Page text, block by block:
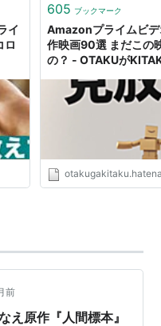
イ
ロ
605 ブックマーク
Amazonプライムビ
作映画90選 まだこの
の？ - OTAKUが
前
原作『人間標本』